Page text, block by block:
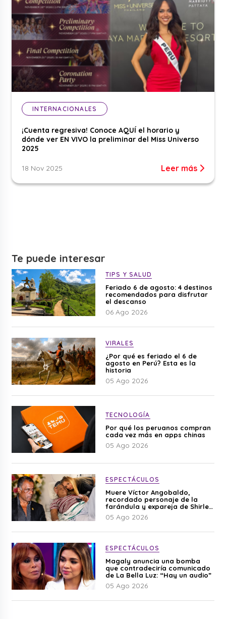
INTERNACIONALES
¡Cuenta regresiva! Conoce AQUÍ el horario y
dónde ver EN VIVO la preliminar del Miss Universo
2025
18 Nov 2025 Leer más
Te puede interesar
TIPS Y SALUD
Feriado 6 de agosto: 4 destinos
recomendados para disfrutar
el descanso
06 Ago 2026
VIRALES
¿Por qué es feriado el 6 de
agosto en Perú? Esta es la
historia
05 Ago 2026
TECNOLOGÍA
Por qué los peruanos compran
cada vez más en apps chinas
05 Ago 2026
ESPECTÁCULOS
Muere Víctor Angobaldo,
recordado personaje de la
farándula y expareja de Shirley
Cherres
05 Ago 2026
ESPECTÁCULOS
Magaly anuncia una bomba
que contradeciría comunicado
de La Bella Luz: “Hay un audio”
05 Ago 2026